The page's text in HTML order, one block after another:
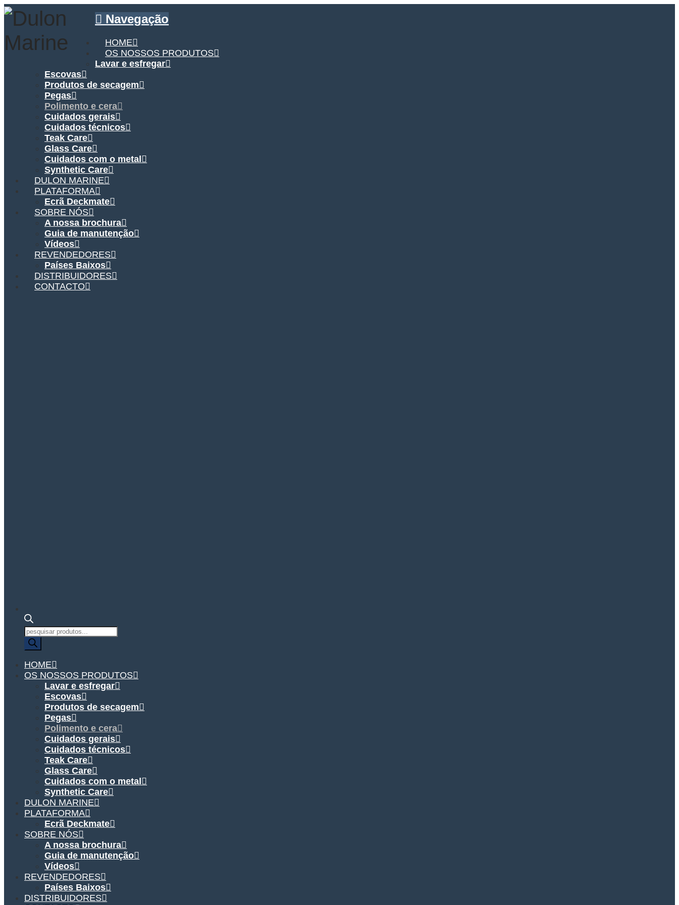
Navegação
HOME
OS NOSSOS PRODUTOS
Lavar e esfregar
Escovas
Produtos de secagem
Pegas
Polimento e cera
Cuidados gerais
Cuidados técnicos
Teak Care
Glass Care
Cuidados com o metal
Synthetic Care
DULON MARINE
PLATAFORMA
Ecrã Deckmate
SOBRE NÓS
A nossa brochura
Guia de manutenção
Vídeos
REVENDEDORES
Países Baixos
DISTRIBUIDORES
CONTACTO
Pesquisa
de
produtos
HOME
OS NOSSOS PRODUTOS
Lavar e esfregar
Escovas
Produtos de secagem
Pegas
Polimento e cera
Cuidados gerais
Cuidados técnicos
Teak Care
Glass Care
Cuidados com o metal
Synthetic Care
DULON MARINE
PLATAFORMA
Ecrã Deckmate
SOBRE NÓS
A nossa brochura
Guia de manutenção
Vídeos
REVENDEDORES
Países Baixos
DISTRIBUIDORES